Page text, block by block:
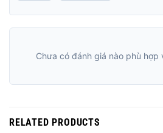
Chưa có đánh giá nào phù hợp
RELATED PRODUCTS